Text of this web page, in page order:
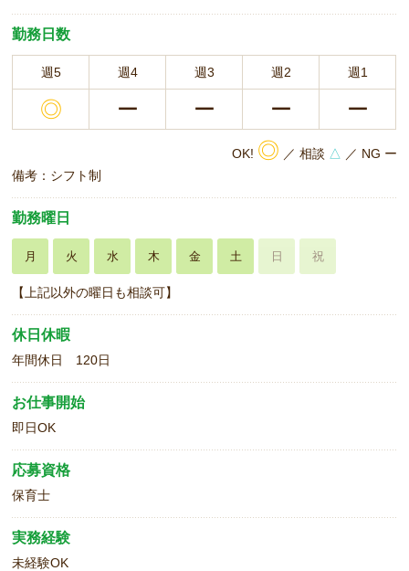
勤務日数
週5 週4 週3 週2 週1
◎ ー ー ー ー
OK! ◎ ／ 相談 △ ／ NG ー
備考：シフト制
勤務曜日
月 火 水 木 金 土 日 祝
【上記以外の曜日も相談可】
休日休暇
年間休日 120日
お仕事開始
即日OK
応募資格
保育士
実務経験
未経験OK